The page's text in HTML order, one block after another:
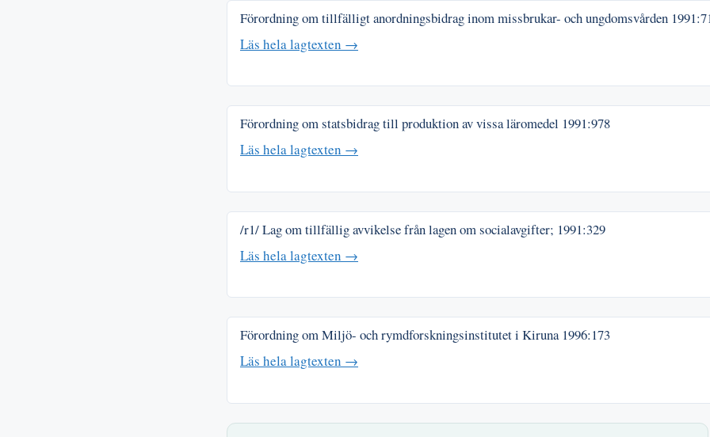
Förordning om tillfälligt anordningsbidrag inom missbrukar- och ungdomsvården
Läs hela lagtexten →
Förordning om statsbidrag till produktion av vissa läromedel 1991:978
Läs hela lagtexten →
/r1/ Lag om tillfällig avvikelse från lagen om socialavgifter; 1991:329
Läs hela lagtexten →
Förordning om Miljö- och rymdforskningsinstitutet i Kiruna 1996:173
Läs hela lagtexten →